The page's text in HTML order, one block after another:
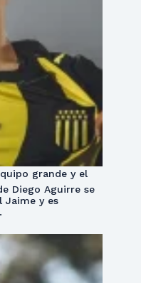
grande y el
Diego Aguirre se
Jaime y es